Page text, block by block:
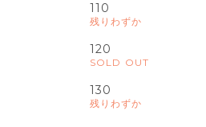
110
残りわずか
120
SOLD OUT
130
残りわずか